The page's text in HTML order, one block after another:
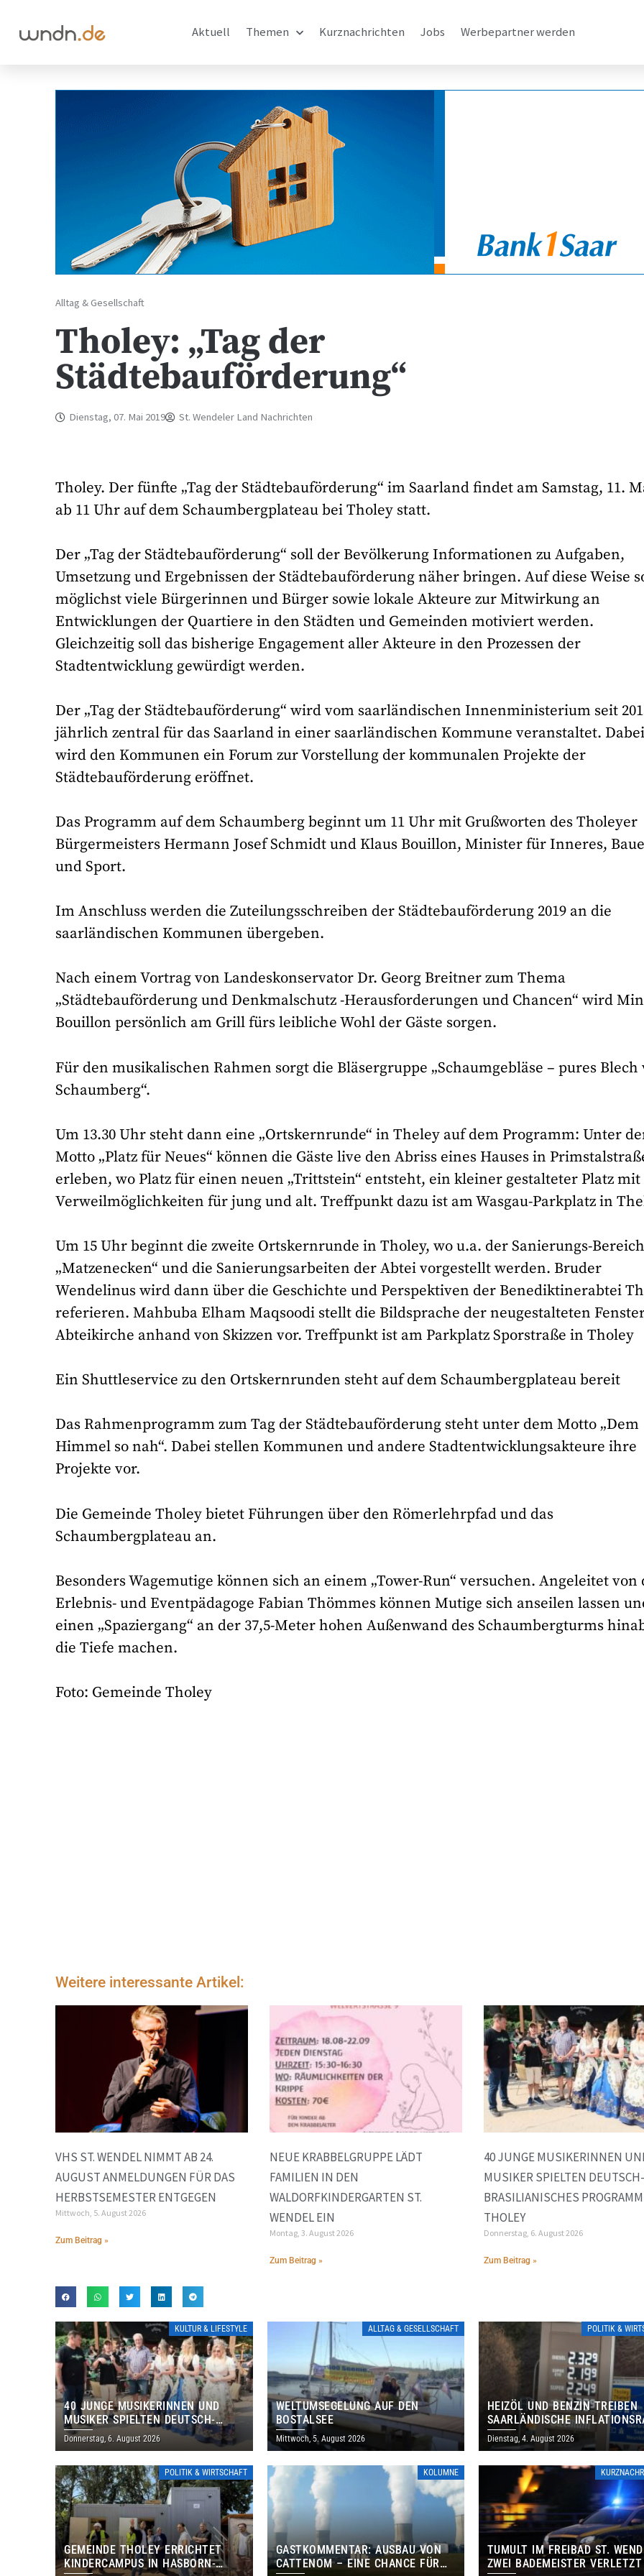
Aktuell Themen Kurznachrichten Jobs Werbepartner werden
Alltag & Gesellschaft
Tholey: „Tag der
Städtebauförderung“
Dienstag, 07. Mai 2019 St. Wendeler Land Nachrichten
Tholey. Der fünfte „Tag der Städtebauförderung“ im Saarland findet am Samstag, 11.
ab 11 Uhr auf dem Schaumbergplateau bei Tholey statt.
Der „Tag der Städtebauförderung“ soll der Bevölkerung Informationen zu Aufgaben,
Umsetzung und Ergebnissen der Städtebauförderung näher bringen. Auf diese Weise
möglichst viele Bürgerinnen und Bürger sowie lokale Akteure zur Mitwirkung an
Entwicklungen der Quartiere in den Städten und Gemeinden motiviert werden.
Gleichzeitig soll das bisherige Engagement aller Akteure in den Prozessen der
Stadtentwicklung gewürdigt werden.
Der „Tag der Städtebauförderung“ wird vom saarländischen Innenministerium seit
jährlich zentral für das Saarland in einer saarländischen Kommune veranstaltet.
wird den Kommunen ein Forum zur Vorstellung der kommunalen Projekte der
Städtebauförderung eröffnet.
Das Programm auf dem Schaumberg beginnt um 11 Uhr mit Grußworten des Tholeyer
Bürgermeisters Hermann Josef Schmidt und Klaus Bouillon, Minister für Inneres,
und Sport.
Im Anschluss werden die Zuteilungsschreiben der Städtebauförderung 2019 an die
saarländischen Kommunen übergeben.
Nach einem Vortrag von Landeskonservator Dr. Georg Breitner zum Thema
„Städtebauförderung und Denkmalschutz -Herausforderungen und Chancen“ wird
Bouillon persönlich am Grill fürs leibliche Wohl der Gäste sorgen.
Für den musikalischen Rahmen sorgt die Bläsergruppe „Schaumgebläse – pures Blech
Schaumberg“.
Um 13.30 Uhr steht dann eine „Ortskernrunde“ in Theley auf dem Programm: Unter
Motto „Platz für Neues“ können die Gäste live den Abriss eines Hauses in
erleben, wo Platz für einen neuen „Trittstein“ entsteht, ein kleiner gestalteter Platz mit
Verweilmöglichkeiten für jung und alt. Treffpunkt dazu ist am Wasgau-Parkplatz in
Um 15 Uhr beginnt die zweite Ortskernrunde in Tholey, wo u.a. der Sanierungs-
„Matzenecken“ und die Sanierungsarbeiten der Abtei vorgestellt werden. Bruder
Wendelinus wird dann über die Geschichte und Perspektiven der Benediktinerabtei
referieren. Mahbuba Elham Maqsoodi stellt die Bildsprache der neugestalteten
Abteikirche anhand von Skizzen vor. Treffpunkt ist am Parkplatz Sporstraße in Tholey
Ein Shuttleservice zu den Ortskernrunden steht auf dem Schaumbergplateau bereit
Das Rahmenprogramm zum Tag der Städtebauförderung steht unter dem Motto „Dem
Himmel so nah“. Dabei stellen Kommunen und andere Stadtentwicklungsakteure ihre
Projekte vor.
Die Gemeinde Tholey bietet Führungen über den Römerlehrpfad und das
Schaumbergplateau an.
Besonders Wagemutige können sich an einem „Tower-Run“ versuchen. Angeleitet von
Erlebnis- und Eventpädagoge Fabian Thömmes können Mutige sich anseilen lassen
einen „Spaziergang“ an der 37,5-Meter hohen Außenwand des Schaumbergturms
die Tiefe machen.
Foto: Gemeinde Tholey
Weitere interessante Artikel:
VHS ST. WENDEL NIMMT AB 24.
AUGUST ANMELDUNGEN FÜR DAS
HERBSTSEMESTER ENTGEGEN
Mittwoch, 5. August 2026
Zum Beitrag »
NEUE KRABBELGRUPPE LÄDT
FAMILIEN IN DEN
WALDORFKINDERGARTEN ST.
WENDEL EIN
Montag, 3. August 2026
Zum Beitrag »
40 JUNGE MUSIKERINNEN
MUSIKER SPIELTEN DEUTSCH-
BRASILIANISCHES
THOLEY
Donnerstag, 6. August 2026
Zum Beitrag »
KULTUR & LIFESTYLE
40 JUNGE MUSIKERINNEN UND
MUSIKER SPIELTEN DEUTSCH-
BRASILIANISCHES PROGRAMM IN
THOLEY
Donnerstag, 6. August 2026
ALLTAG & GESELLSCHAFT
WELTUMSEGELUNG AUF DEN
BOSTALSEE
Mittwoch, 5. August 2026
POLITIK &
HEIZÖL UND BENZIN TREIBEN
SAARLÄNDISCHE
IM JULI AUF 3,2 PROZENT
Dienstag, 4. August 2026
POLITIK & WIRTSCHAFT
GEMEINDE THOLEY ERRICHTET
KINDERCAMPUS IN HASBORN-
KOLUMNE
GASTKOMMENTAR: AUSBAU VON
CATTENOM – EINE CHANCE FÜR
TUMULT IM FREIBAD ST.
ZWEI BADEMEISTER VERLETZT